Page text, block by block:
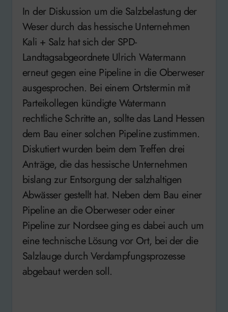
In der Diskussion um die Salzbelastung der
Weser durch das hessische Unternehmen
Kali + Salz hat sich der SPD-
Landtagsabgeordnete Ulrich Watermann
erneut gegen eine Pipeline in die Oberweser
ausgesprochen. Bei einem Ortstermin mit
Parteikollegen kündigte Watermann
rechtliche Schritte an, sollte das Land Hessen
dem Bau einer solchen Pipeline zustimmen.
Diskutiert wurden beim dem Treffen drei
Anträge, die das hessische Unternehmen
bislang zur Entsorgung der salzhaltigen
Abwässer gestellt hat. Neben dem Bau einer
Pipeline an die Oberweser oder einer
Pipeline zur Nordsee ging es dabei auch um
eine technische Lösung vor Ort, bei der die
Salzlauge durch Verdampfungsprozesse
abgebaut werden soll.